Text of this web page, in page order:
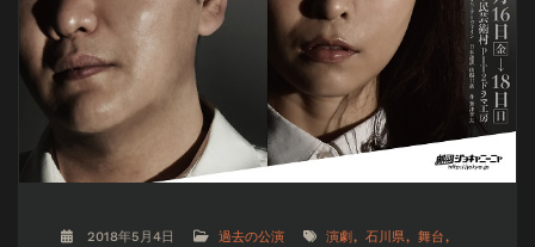
2018年5月4日 過去の公演 演劇 石川県
舞台